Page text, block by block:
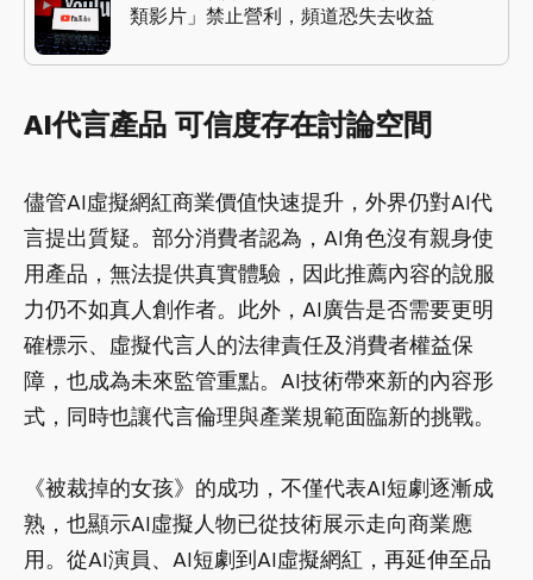
類影片」禁止營利，頻道恐失去收益
AI代言產品 可信度存在討論空間
儘管AI虛擬網紅商業價值快速提升，外界仍對AI代
言提出質疑。部分消費者認為，AI角色沒有親身使
用產品，無法提供真實體驗，因此推薦內容的說服
力仍不如真人創作者。此外，AI廣告是否需要更明
確標示、虛擬代言人的法律責任及消費者權益保
障，也成為未來監管重點。AI技術帶來新的內容形
式，同時也讓代言倫理與產業規範面臨新的挑戰。
《被裁掉的女孩》的成功，不僅代表AI短劇逐漸成
熟，也顯示AI虛擬人物已從技術展示走向商業應
用。從AI演員、AI短劇到AI虛擬網紅，再延伸至品